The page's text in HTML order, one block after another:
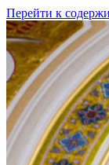
Перейти к